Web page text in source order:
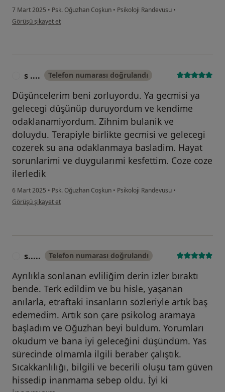
7 Mart 2025 • Psk. Oğuzhan Coşkun • Psikoloji Randevusu •
kullanıcının görüşüne göre g....
Görüşü şikayet et
s .... Telefon numarası doğrulandı
Düşüncelerim beni zorluyordu. Ya gecmisi ya
gelecegi düşünüp duruyordum ve kendime
odaklanamiyordum. Zihnim bulanik ve
doluydu. Terapiyle birlikte gecmisi ve gelecegi
cozerek su ana odaklanmaya basladim. Hayat
sorunlarimi ve duygularımi kesfettim. Coze coze
ilerledik
6 Mart 2025 • Psk. Oğuzhan Coşkun • Psikoloji Randevusu •
kullanıcının görüşüne göre s ....
Görüşü şikayet et
s..... Telefon numarası doğrulandı
Ayrılıkla sonlanan evliliğim derin izler bıraktı
bende. Terk edildim ve bu hisle, yaşanan
anılarla, etraftaki insanların sözleriyle artık baş
edemedim. Artık son çare psikolog aramaya
başladım ve Oğuzhan beyi buldum. Yorumları
okudum ve bana iyi geleceğini düşündüm. Yas
sürecinde olmamla ilgili beraber çalıştık.
Sıcakkanlılığı, bilgili ve becerili oluşu tam güven
hissedip inanmama sebep oldu. İyi ki